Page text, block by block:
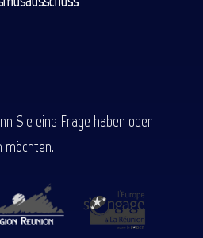
Sie eine Frage haben oder
möchten.